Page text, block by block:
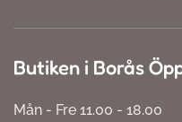
Butiken i Borås
Mån - Fre 11.00 - 18.00